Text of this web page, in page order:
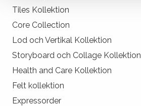
Tiles Kollektion
Core Collection
Lod och Vertikal Kollektion
Storyboard och Collage Kollektion
Health and Care Kollektion
Felt kollektion
Expressorder